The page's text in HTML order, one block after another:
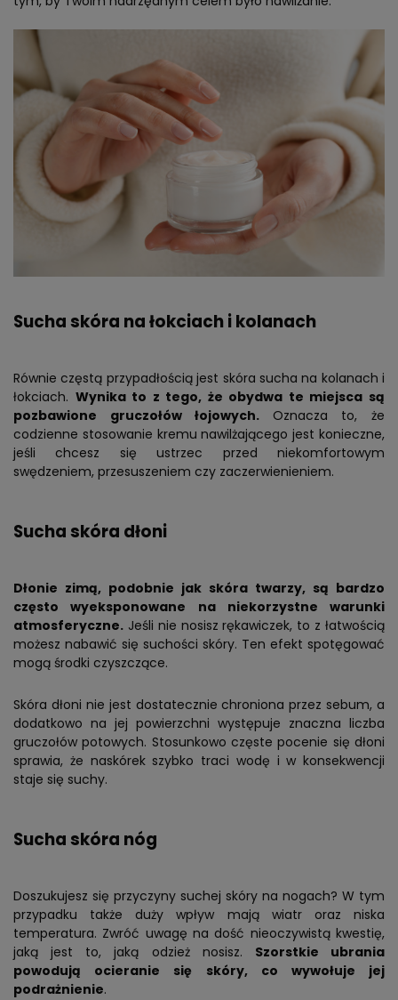
Sucha skóra na łokciach i kolanach
Równie częstą przypadłością jest skóra sucha na kolanach i
łokciach. Wynika to z tego, że obydwa te miejsca są
pozbawione gruczołów łojowych. Oznacza to, że
codzienne stosowanie kremu nawilżającego jest konieczne,
jeśli chcesz się ustrzec przed niekomfortowym
swędzeniem, przesuszeniem czy zaczerwienieniem.
Sucha skóra dłoni
Dłonie zimą, podobnie jak skóra twarzy, są bardzo
często wyeksponowane na niekorzystne warunki
atmosferyczne. Jeśli nie nosisz rękawiczek, to z łatwością
możesz nabawić się suchości skóry. Ten efekt spotęgować
mogą środki czyszczące.
Skóra dłoni nie jest dostatecznie chroniona przez sebum, a
dodatkowo na jej powierzchni występuje znaczna liczba
gruczołów potowych. Stosunkowo częste pocenie się dłoni
sprawia, że naskórek szybko traci wodę i w konsekwencji
staje się suchy.
Sucha skóra nóg
Doszukujesz się przyczyny suchej skóry na nogach? W tym
przypadku także duży wpływ mają wiatr oraz niska
temperatura. Zwróć uwagę na dość nieoczywistą kwestię,
jaką jest to, jaką odzież nosisz. Szorstkie ubrania
powodują ocieranie się skóry, co wywołuje jej
podrażnienie.